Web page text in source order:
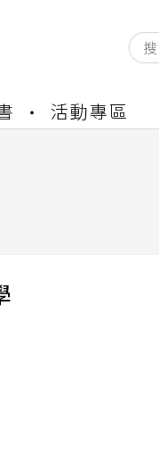
活動專區